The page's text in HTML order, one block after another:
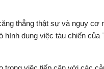
thẳng thật sự và nguy cơ
dung việc tàu chiến của